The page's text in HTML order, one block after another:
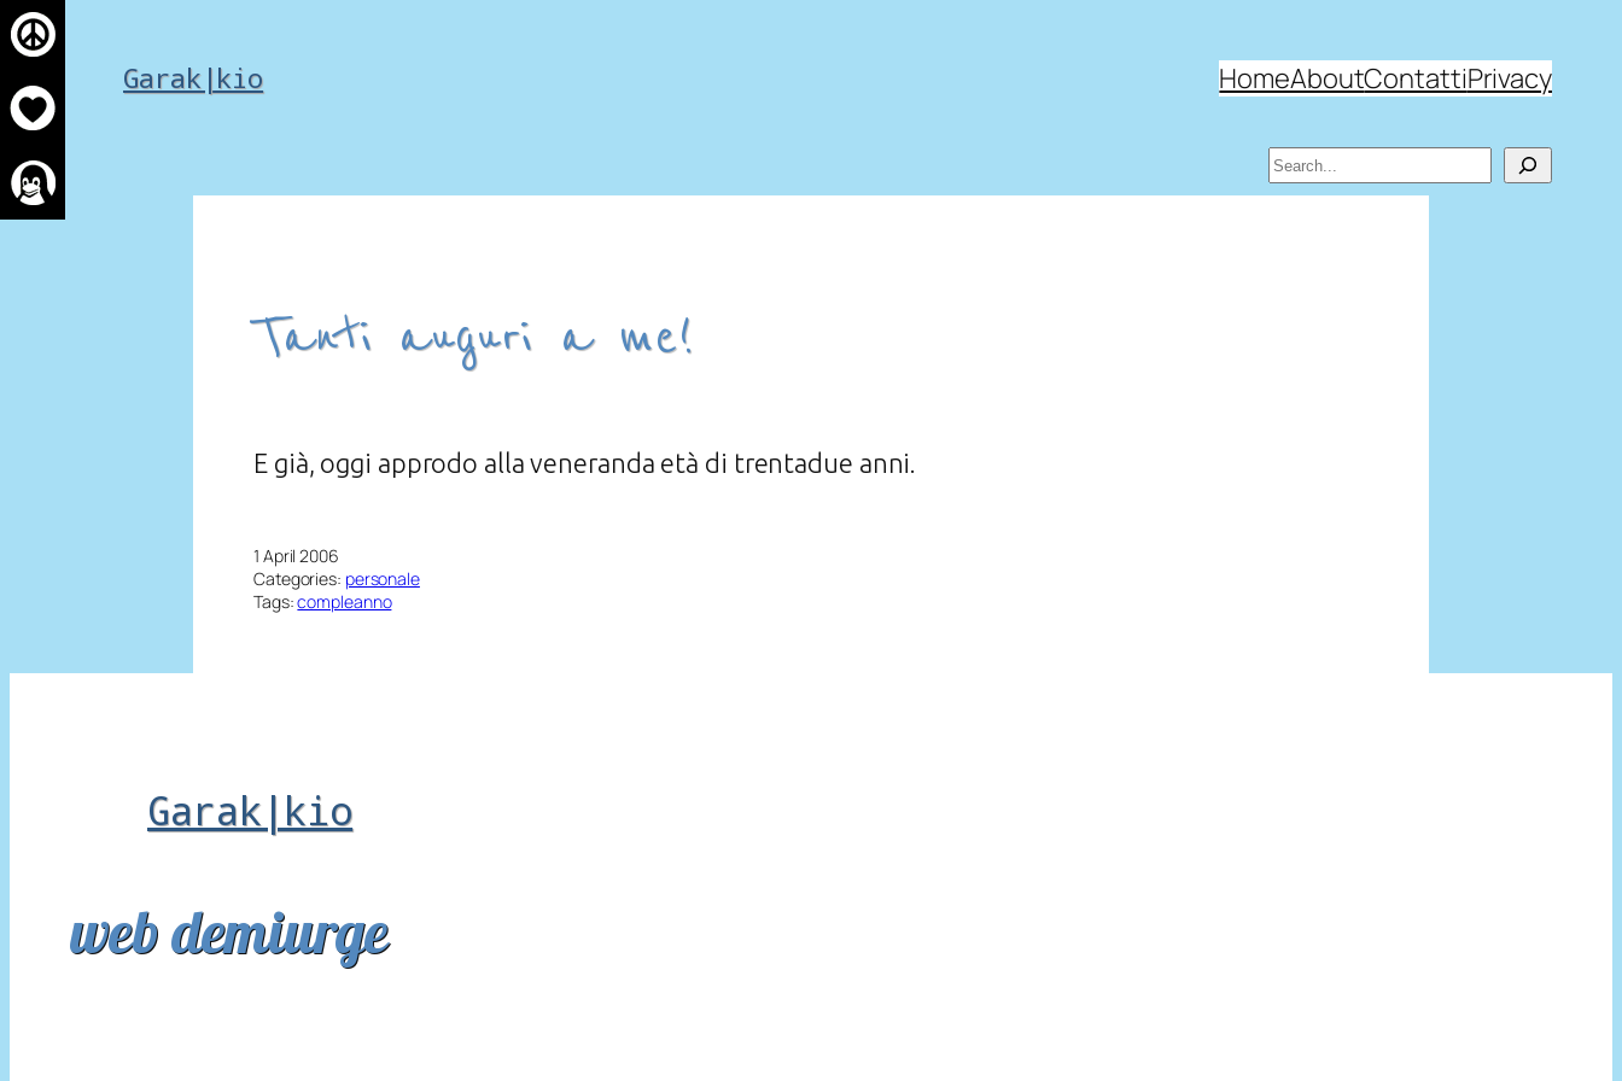
Skip
to
content
Garak|kio HomeAboutContattiPrivacy
Search
Tanti auguri a me!
E già, oggi approdo alla veneranda età di trentadue anni.
1 April 2006
Categories: personale
Tags:compleanno
Garak|kio
web demiurge